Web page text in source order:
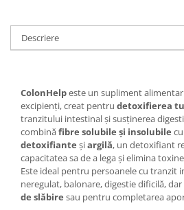
OOTD
Cettua
Medicube
ARIUL
Dr. Althea
DELLA BORN
Silimarina
Spirulina
Ulei de peste
Ulei MCT
Vitamina A
Vitamina B
Vitamina C
Vitamina D
Descriere
ColonHelpeste un supliment alimentar
excipienți, creat pentru detoxifierea
tranzitului intestinal și susținerea
combinăfibre solubile și insolubile cu
detoxifiante șiargilă, un detoxifiant
capacitatea sa de a lega și elimina
Este ideal pentru persoanele cu tranzit
neregulat, balonare, digestie dificilă, dar
de slăbire sau pentru completarea